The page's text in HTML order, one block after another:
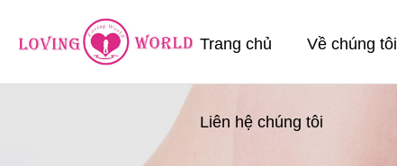
Trang chủ Về chúng tôi
Liên hệ chúng tôi